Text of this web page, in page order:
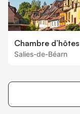
Chambre d’hôtes
Salies-de-Béarn